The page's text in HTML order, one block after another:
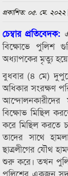
প্রকাশিত: ০৫. মে. ২০২২
চেম্বার প্রতিবেদক:
বিক্ষোভে পুলিশ
অধ্যাপকের মৃত্যু
বুধবার (৪ মে) দুপুরে
অধিকার সংরক্ষণ
বিক্ষোভ মিছিল
করে মিছিল করতে
তাদের সাথে
ছাত্রলীগের যৌথ
শুরু করে। তখন
পুলিশের একজন